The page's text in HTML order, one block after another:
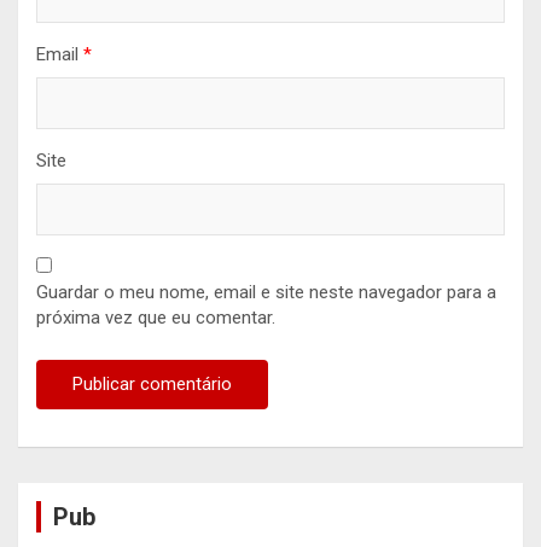
Email *
Site
Guardar o meu nome, email e site neste navegador para a
próxima vez que eu comentar.
Pub